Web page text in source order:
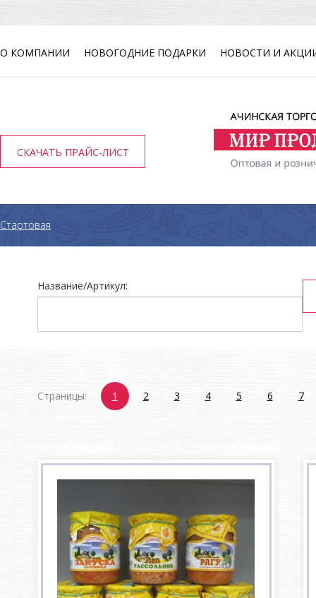
О КОМПАНИИ НОВОГОДНИЕ ПОДАРКИ НОВОСТИ И
СКАЧАТЬ ПРАЙС-ЛИСТ
Стартовая
Название/Артикул:
Страницы: 1 2 3 4 5 6 7